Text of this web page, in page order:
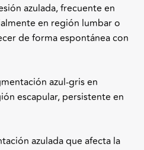
azulada, frecuente en
en región lumbar o
de forma espontánea con
azul-gris en
escapular, persistente en
azulada que afecta la